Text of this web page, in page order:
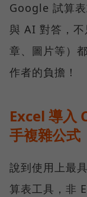
Google 試算
與 AI 對答，
章、圖片等）
作者的負擔！
Excel 導入
手複雜公式
說到使用上最
算表工具，非